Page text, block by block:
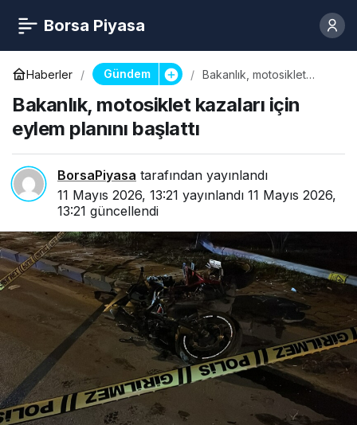
Borsa Piyasa
Haberler Gündem
Bakanlık, motosiklet
başlattı
Bakanlık, motosiklet kazaları için
eylem planını başlattı
BorsaPiyasa tarafından yayınlandı
11 Mayıs 2026, 13:21 yayınlandı 11 Mayıs 2026,
13:21 güncellendi